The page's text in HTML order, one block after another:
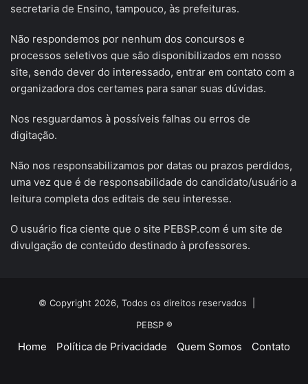
secretaria de Ensino, tampouco, às prefeituras.
Não respondemos por nenhum dos concursos e
processos seletivos que são disponibilizados em nosso
site, sendo dever do interessado, entrar em contato com a
organizadora dos certames para sanar suas dúvidas.
Nos resguardamos à possíveis falhas ou erros de
digitação.
Não nos responsabilizamos por datas ou prazos perdidos,
uma vez que é de responsabilidade do candidato/usuário a
leitura completa dos editais de seu interesse.
O usuário fica ciente que o site PEBSP.com é um site de
divulgação de conteúdo destinado à professores.
© Copyright 2026, Todos os direitos reservados |
PEBSP ®
Home Política de Privacidade Quem Somos Contato